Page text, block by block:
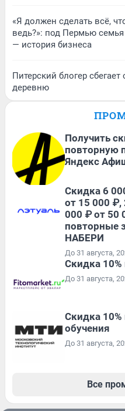
«Я должен сделать всё,
ведь?»: под Пермью
— история бизнеса
Питерский блогер
деревню
Получить
повторную
Яндекс
Скидка 6
от 15 000 ₽,
000 ₽ от 50
повторные
НАБЕРИ
До 31 августа,
Скидка 10%
До 31 августа,
Скидка
обучения
До 31 августа,
Все